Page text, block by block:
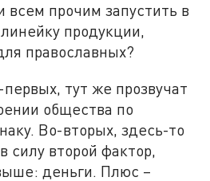
всем прочим запустить в
продукции,
православных?
тут же прозвучат
общества по
Во-вторых, здесь-то
силу второй фактор,
деньги. Плюс –